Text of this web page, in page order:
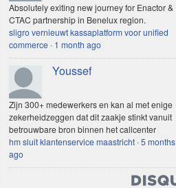
Absolutely exiting new journey for Enactor &
CTAC partnership in Benelux region.
sligro vernieuwt kassaplatform voor unified
commerce · 1 month ago
Youssef
Zijn 300+ medewerkers en kan al met enige
zekerheidzeggen dat dit zaakje stinkt vanuit
betrouwbare bron binnen het callcenter
hm sluit klantenservice maastricht ·5 months
ago